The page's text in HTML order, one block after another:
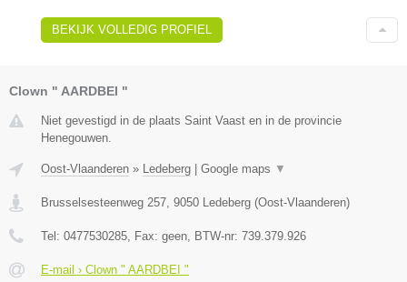
BEKIJK VOLLEDIG PROFIEL
Clown " AARDBEI "
Niet gevestigd in de plaats Saint Vaast en in de provincie
Henegouwen.
Oost-Vlaanderen » Ledeberg | Google maps ▼
Brusselsesteenweg 257 9050 Ledeberg (Oost-Vlaanderen)
Tel: 0477530285 , Fax: geen , BTW-nr: 739.379.926
E-mail › Clown " AARDBEI "